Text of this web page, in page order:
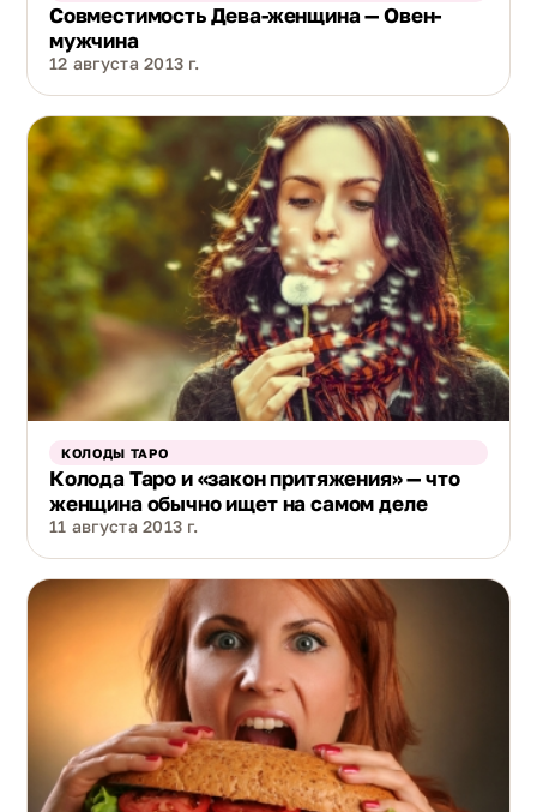
Совместимость Дева-женщина — Овен-
мужчина
12 августа 2013 г.
КОЛОДЫ ТАРО
Колода Таро и «закон притяжения» — что
женщина обычно ищет на самом деле
11 августа 2013 г.